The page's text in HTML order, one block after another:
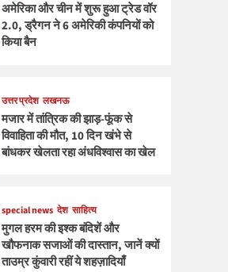
अमेरिका और चीन में शुरू हुआ ट्रेड वॉर
2.0, ड्रैगन ने 6 अमेरिकी कंपनियों को
किया बैन
उत्तर प्रदेश लखनऊ
मजार में तांत्रिक की झाड़-फूंक से
विवाहिता की मौत, 10 दिन खंभे से
बांधकर खेलता रहा अंधविश्वास का खेल
special news देश साहित्य
मुगल हरम की इश्क बंदिशें और
खौफनाक सजाओं की दास्तान, जानें क्यों
ताउम्र कुंवारी रहीं ये शहज़ादियाँ